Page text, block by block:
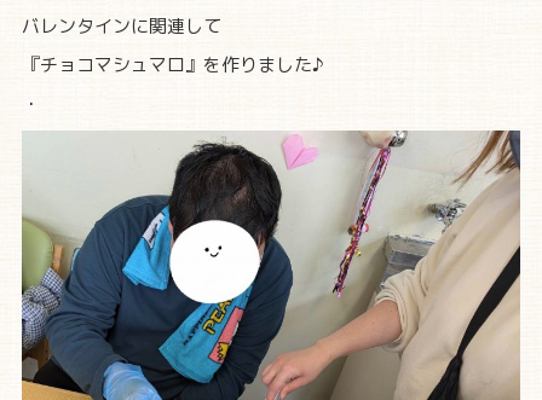
バレンタインに関連して
『チョコマシュマロ』を作りました♪
・